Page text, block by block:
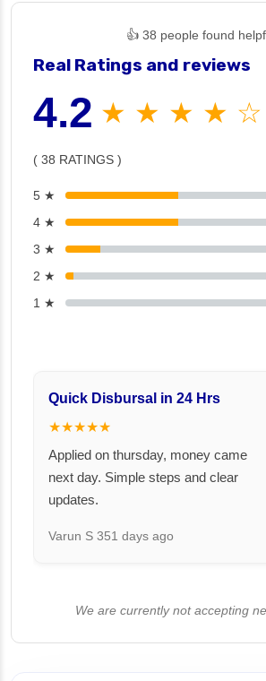
👍 38 people found
Real Ratings and reviews
4.2 ★ ★ ★ ★ ☆
( 38 RATINGS )
5 ★
4 ★
3 ★
2 ★
1 ★
Quick Disbursal in 24 Hrs
★★★★★
Applied on thursday, money came
next day. Simple steps and clear
updates.
Varun S 351 days ago
We are currently not accepting